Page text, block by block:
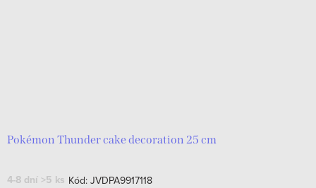
Pokémon Thunder cake decoration 25 cm
4-8 dní >5 ks Kód: JVDPA9917118